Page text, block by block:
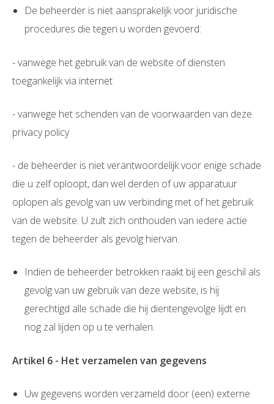
De beheerder is niet aansprakelijk voor juridische
procedures die tegen u worden gevoerd:
- vanwege het gebruik van de website of diensten
toegankelijk via internet
- vanwege het schenden van de voorwaarden van deze
privacy policy
- de beheerder is niet verantwoordelijk voor enige schade
die u zelf oploopt, dan wel derden of uw apparatuur
oplopen als gevolg van uw verbinding met of het gebruik
van de website. U zult zich onthouden van iedere actie
tegen de beheerder als gevolg hiervan.
Indien de beheerder betrokken raakt bij een geschil als
gevolg van uw gebruik van deze website, is hij
gerechtigd alle schade die hij dientengevolge lijdt en
nog zal lijden op u te verhalen.
Artikel 6 - Het verzamelen van gegevens
Uw gegevens worden verzameld door (een) externe